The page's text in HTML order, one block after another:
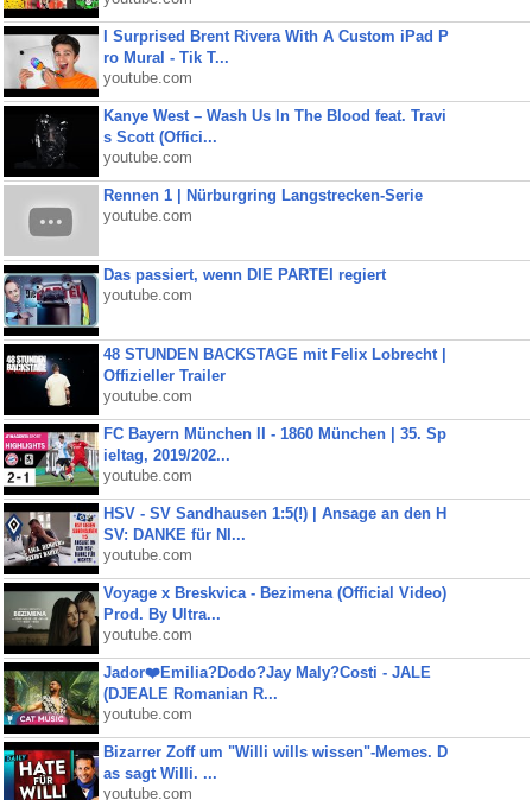
I Surprised Brent Rivera With A Custom iPad P
ro Mural - Tik T...
youtube.com
Kanye West – Wash Us In The Blood feat. Travi
s Scott (Offici...
youtube.com
Rennen 1 | Nürburgring Langstrecken-Serie
youtube.com
Das passiert, wenn DIE PARTEI regiert
youtube.com
48 STUNDEN BACKSTAGE mit Felix Lobrecht |
Offizieller Trailer
youtube.com
FC Bayern München II - 1860 München | 35. Sp
ieltag, 2019/202...
youtube.com
HSV - SV Sandhausen 1:5(!) | Ansage an den H
SV: DANKE für NI...
youtube.com
Voyage x Breskvica - Bezimena (Official Video)
Prod. By Ultra...
youtube.com
Jador❤️Emilia?Dodo?Jay Maly?Costi - JALE
(DJEALE Romanian R...
youtube.com
Bizarrer Zoff um "Willi wills wissen"-Memes. D
as sagt Willi. ...
youtube.com